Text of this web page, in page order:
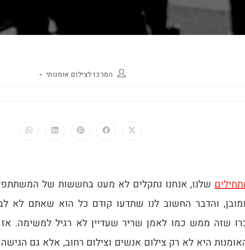
המרכז לצילום אומנותי
שלנו, אנחנו נתקלים לא מעט בחששות של
והדבר החשוב לנו שתדעו קודם כל הוא שאתם לא
שזה ממש כמו לאמן שריר שעדיין לא רגיל למשימה.
היא לא רק צילום אנשים וצילום רחוב, אלא גם